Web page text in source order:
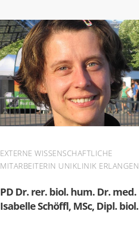
EXTERNE WISSENSCHAFTLICHE
MITARBEITERIN UNIKLINIK ERLANGEN
PD Dr. rer. biol. hum. Dr. med.
Isabelle Schöffl, MSc, Dipl. biol.